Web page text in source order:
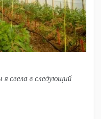
свела в следующий